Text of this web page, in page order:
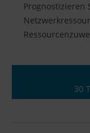
Prognostizieren
30